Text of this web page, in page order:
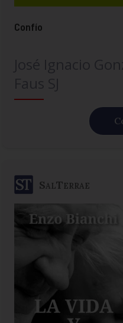
Confío
SalTerrae